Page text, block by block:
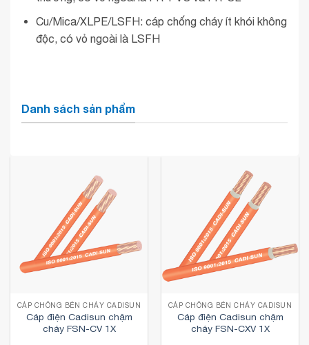
Cu/Mica/XLPE/LSFH: cáp chống cháy ít khói không
độc, có vỏ ngoài là LSFH
Danh sách sản phẩm
CÁP CHỐNG BÉN CHÁY CADISUN
Cáp điện Cadisun chậm
cháy FSN-CV 1X
CÁP CHỐNG BÉN CHÁY CADISUN
Cáp điện Cadisun chậm
cháy FSN-CXV 1X